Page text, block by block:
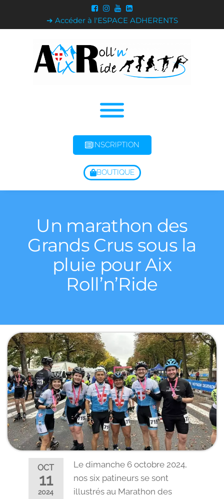
➔ Accéder à l'ESPACE ADHERENTS
INSCRIPTION
BOUTIQUE
Un marathon des
Grands Crus sous la
pluie pour Aix
Roll’n’Ride
OCT
11
2024
Le dimanche 6 octobre 2024,
nos six patineurs se sont
illustrés au Marathon des